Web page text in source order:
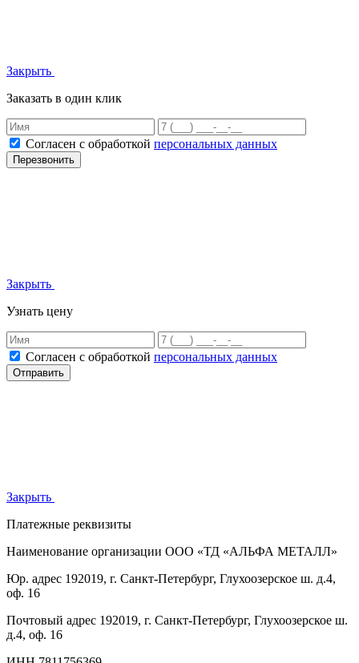
Закрыть
Заказать в один клик
Согласен с обработкой персональных данных
Перезвонить
Закрыть
Узнать цену
Согласен с обработкой персональных данных
Отправить
Закрыть
Платежные реквизиты
Наименование организации ООО «ТД «АЛЬФА МЕТАЛЛ»
Юр. адрес 192019, г. Санкт-Петербург, Глухоозерское ш. д.4,
оф. 16
Почтовый адрес 192019, г. Санкт-Петербург, Глухоозерское ш.
д.4, оф. 16